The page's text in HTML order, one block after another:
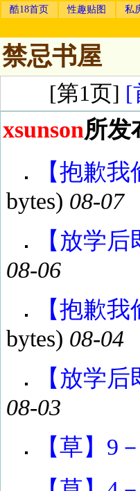
酷18首页 性趣贴图 私
禁忌书屋
[第1页] [
xsunson所发
【抱歉
bytes) 08-07
【放学
08-06
【抱歉
bytes) 08-04
【放学
08-03
【草】9